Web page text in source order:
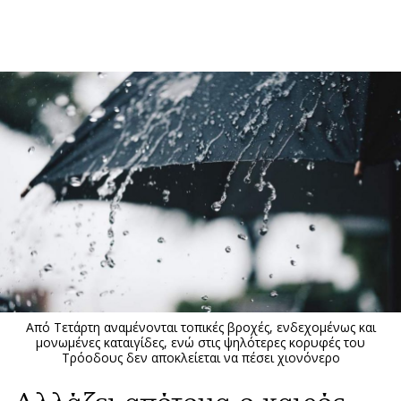
ΚΑΤΗΓΟΡΙΕΣ ΣΥΝΔΕΣΗ
Κύπρος
Παιδεία
Πολιτική
Βουλευτικές 2026
Εκλογές 2024
Προεδρικές 2023
Δημοσκοπήσεις
Διπλωματία
Απόψεις
Αρθρογραφία
The Hill
Αγγελίες
Ενοικιάζονται
Πωλούνται
Ζητούν εργασία
Από Τετάρτη αναμένονται τοπικές βροχές, ενδεχομένως και
μονωμένες καταιγίδες, ενώ στις ψηλότερες κορυφές του
Τρόοδους δεν αποκλείεται να πέσει χιονόνερο